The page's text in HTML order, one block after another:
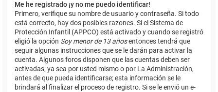
Me he registrado ¡y no me puedo identificar!
Primero, verifique su nombre de usuario y contraseña. Si todo
está correcto, hay dos posibles razones. Si el Sistema de
Protección Infantil (APPCO) está activado y cuando se registró
eligió la opción Soy menor de 13 añosentonces tendrá que
seguir algunas instrucciones que se le darán para activar la
cuenta. Algunos foros disponen que las cuentas deben ser
activadas, ya sea por usted mismo o por La Administración,
antes de que pueda identificarse; esta información se le
brindará al finalizar el proceso de registro. Si se le envió un e-